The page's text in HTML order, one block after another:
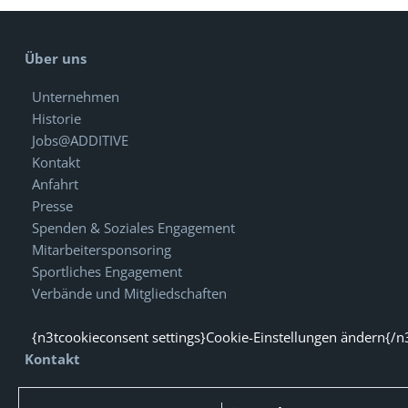
Über uns
Unternehmen
Historie
Jobs@ADDITIVE
Kontakt
Anfahrt
Presse
Spenden & Soziales Engagement
Mitarbeitersponsoring
Sportliches Engagement
Verbände und Mitgliedschaften
{n3tcookieconsent settings}Cookie-Einstellungen ändern{/
Kontakt